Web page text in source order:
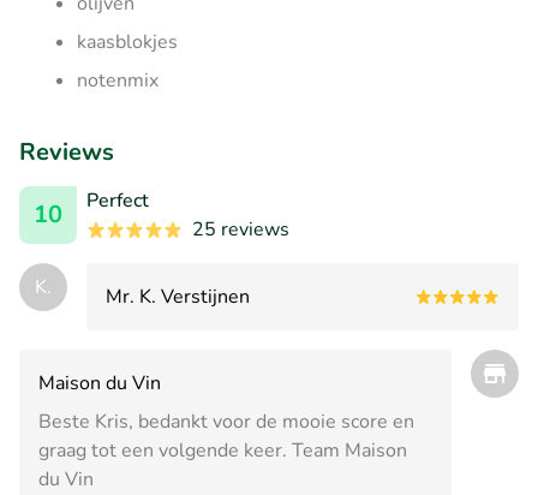
kaasblokjes
notenmix
Reviews
10
Perfect
25 reviews
K. Mr. K. Verstijnen
Maison du Vin
Beste Kris, bedankt voor de mooie score en
graag tot een volgende keer. Team Maison
du Vin